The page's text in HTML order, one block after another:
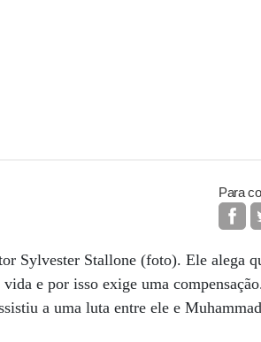
Para
Sylvester Stallone (foto). Ele alega
e por isso exige uma
a uma luta entre ele e